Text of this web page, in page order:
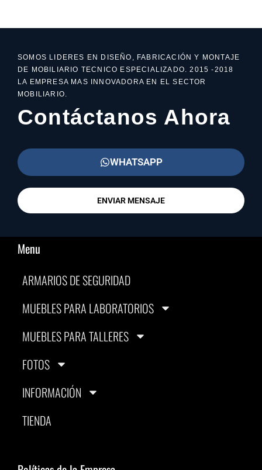
SOMOS LIDERES EN DISEÑO, FABRICACIÓN Y MONTAJE
DE MOBILIARIO TECNICO ESPECIALIZADO. 2015 -2018
LA EMPRESA MAS INNOVADORA EN EL SECTOR
MOBILIARIO.
Contáctanos Ahora
WHATSAPP
ENVIAR MENSAJE
Menu
ARMARIOS DE SEGURIDAD
MUEBLES PARA LABORATORIOS
MUEBLES PARA TALLERES
FOTOS
INFORMACIÓN
TIENDA